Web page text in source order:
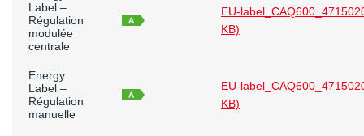
Label –
Régulation
modulée
centrale
EU-
KB)
Energy
Label –
Régulation
manuelle
EU-
KB)